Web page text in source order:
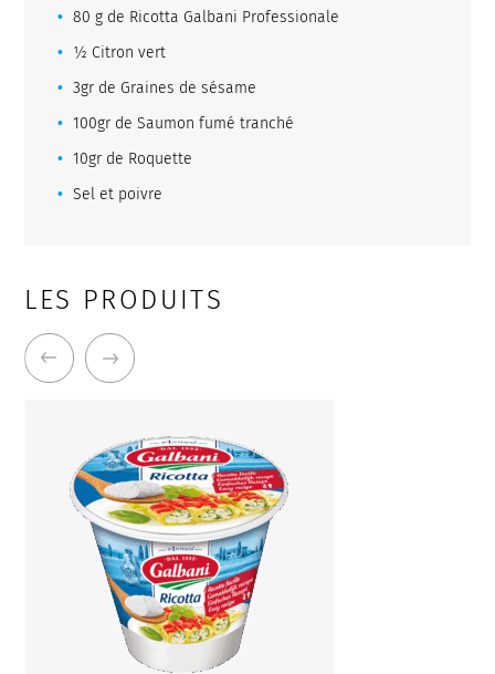
80 g de Ricotta Galbani Professionale
½ Citron vert
3gr de Graines de sésame
100gr de Saumon fumé tranché
10gr de Roquette
Sel et poivre
LES PRODUITS